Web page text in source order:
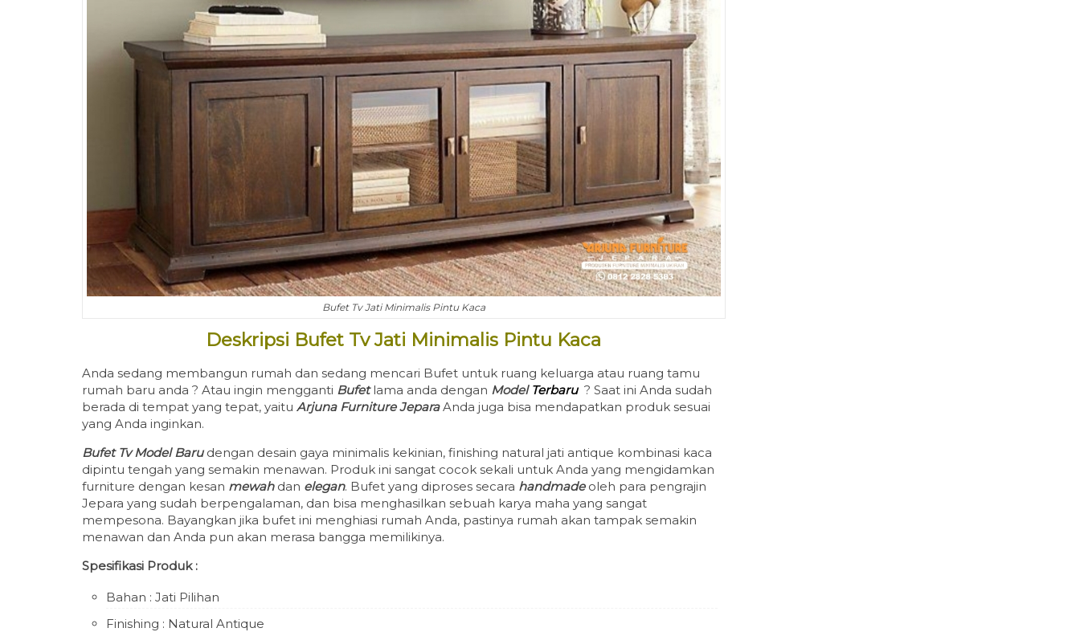
Bufet Tv Jati Minimalis Pintu Kaca
Deskripsi Bufet Tv Jati Minimalis Pintu Kaca
Anda sedang membangun rumah dan sedang mencari Bufet untuk ruang keluarga atau ruang tamu
rumah baru anda ? Atau ingin mengganti Bufetlama anda dengan Model Terbaru ? Saat ini Anda sudah
berada di tempat yang tepat, yaitu Arjuna Furniture JeparaAnda juga bisa mendapatkan produk sesuai
yang Anda inginkan.
Bufet Tv Model Baru dengan desain gaya minimalis kekinian, finishing natural jati antique kombinasi kaca
dipintu tengah yang semakin menawan. Produk ini sangat cocok sekali untuk Anda yang mengidamkan
furniture dengan kesan mewahdan elegan. Bufet yang diproses secara handmadeoleh para pengrajin
Jepara yang sudah berpengalaman, dan bisa menghasilkan sebuah karya maha yang sangat
mempesona. Bayangkan jika bufet ini menghiasi rumah Anda, pastinya rumah akan tampak semakin
menawan dan Anda pun akan merasa bangga memilikinya.
Spesifikasi Produk :
Bahan : Jati Pilihan
Finishing : Natural Antique